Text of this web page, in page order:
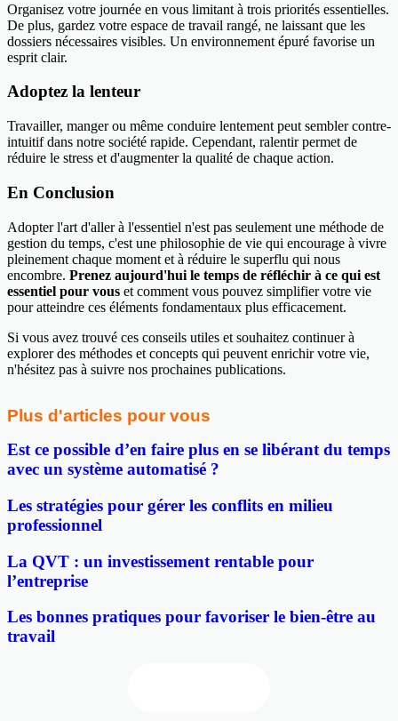
Organisez votre journée en vous limitant à trois priorités essentielles.
De plus, gardez votre espace de travail rangé, ne laissant que les
dossiers nécessaires visibles. Un environnement épuré favorise un
esprit clair.
Adoptez la lenteur
Travailler, manger ou même conduire lentement peut sembler contre-
intuitif dans notre société rapide. Cependant, ralentir permet de
réduire le stress et d'augmenter la qualité de chaque action.
En Conclusion
Adopter l'art d'aller à l'essentiel n'est pas seulement une méthode de
gestion du temps, c'est une philosophie de vie qui encourage à vivre
pleinement chaque moment et à réduire le superflu qui nous
encombre. Prenez aujourd'hui le temps de réfléchir à ce qui est
essentiel pour vous et comment vous pouvez simplifier votre vie
pour atteindre ces éléments fondamentaux plus efficacement.
Si vous avez trouvé ces conseils utiles et souhaitez continuer à
explorer des méthodes et concepts qui peuvent enrichir votre vie,
n'hésitez pas à suivre nos prochaines publications.
Plus d'articles pour vous
Est ce possible d’en faire plus en se libérant du temps
avec un système automatisé ?
Les stratégies pour gérer les conflits en milieu
professionnel
La QVT : un investissement rentable pour
l’entreprise
Les bonnes pratiques pour favoriser le bien-être au
travail